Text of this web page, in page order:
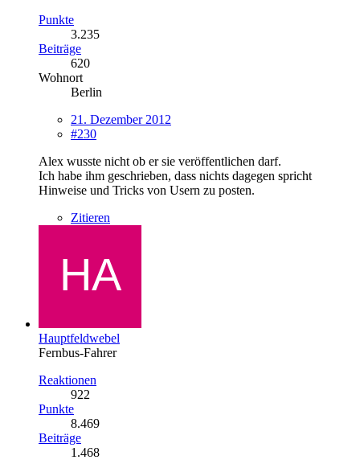
Punkte
3.235
Beiträge
620
Wohnort
Berlin
21. Dezember 2012
#230
Alex wusste nicht ob er sie veröffentlichen darf.
Ich habe ihm geschrieben, dass nichts dagegen spricht
Hinweise und Tricks von Usern zu posten.
Zitieren
Hauptfeldwebel
Fernbus-Fahrer
Reaktionen
922
Punkte
8.469
Beiträge
1.468